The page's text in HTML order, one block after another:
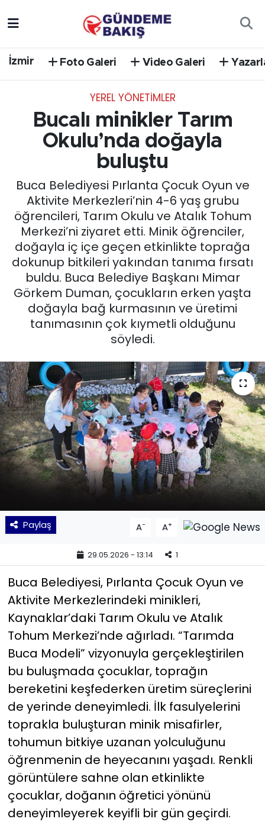
İzmir Foto Galeri Video Galeri
YEREL YÖNETİMLER
Bucalı minikler Tarım
Okulu’nda doğayla
buluştu
Buca Belediyesi Pırlanta Çocuk Oyun ve
Aktivite Merkezleri’nin 4-6 yaş grubu
öğrencileri, Tarım Okulu ve Atalık Tohum
Merkezi’ni ziyaret etti. Minik öğrenciler,
doğayla iç içe geçen etkinlikte toprağa
dokunup bitkileri yakından tanıma fırsatı
buldu. Buca Belediye Başkanı Mimar
Görkem Duman, çocukların erken yaşta
doğayla bağ kurmasının ve üretimi
tanımasının çok kıymetli olduğunu
söyledi.
Paylaş A- A+
29.05.2026 - 13:14 1
Buca Belediyesi, Pırlanta Çocuk Oyun ve
Aktivite Merkezlerindeki minikleri,
Kaynaklar’daki Tarım Okulu ve Atalık
Tohum Merkezi’nde ağırladı. “Tarımda
Buca Modeli” vizyonuyla gerçekleştirilen
bu buluşmada çocuklar, toprağın
bereketini keşfederken üretim süreçlerini
de yerinde deneyimledi. İlk fasulyelerini
toprakla buluşturan minik misafirler,
tohumun bitkiye uzanan yolculuğunu
öğrenmenin de heyecanını yaşadı. Renkli
görüntülere sahne olan etkinlikte
çocuklar, doğanın öğretici yönünü
deneyimleyerek keyifli bir gün geçirdi.
EGE
EKONOMİ
English News
GÜNCEL
KÜLTÜR SANAT
MAGAZİN
SAĞLIK
Siyaset
SPOR
TEKNOLOJİ
YEREL POLİTİKA
YEREL YÖNETİMLER
Yurt
Trafik Durumu
Süper Lig Puan Durumu ve Fikstür
Tüm Manşetler
Son Dakika Haberleri
Haber Arşivi